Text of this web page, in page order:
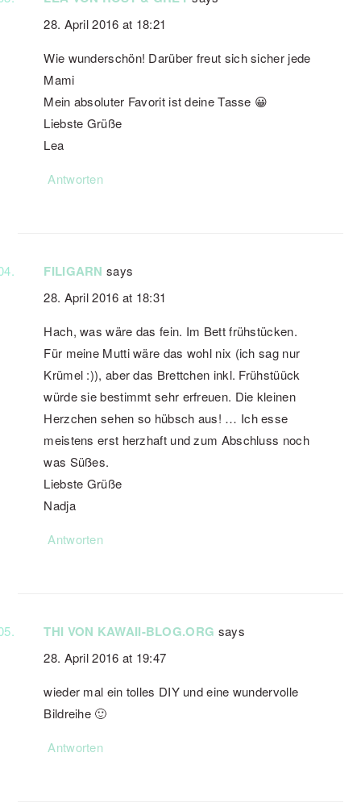
28. April 2016 at 18:21
Wie wunderschön! Darüber freut sich sicher jede
Mami
Mein absoluter Favorit ist deine Tasse 😀
Liebste Grüße
Lea
Antworten
FILIGARN says
28. April 2016 at 18:31
Hach, was wäre das fein. Im Bett frühstücken.
Für meine Mutti wäre das wohl nix (ich sag nur
Krümel :)), aber das Brettchen inkl. Frühstüück
würde sie bestimmt sehr erfreuen. Die kleinen
Herzchen sehen so hübsch aus! … Ich esse
meistens erst herzhaft und zum Abschluss noch
was Süßes.
Liebste Grüße
Nadja
Antworten
THI VON KAWAII-BLOG.ORG says
28. April 2016 at 19:47
wieder mal ein tolles DIY und eine wundervolle
Bildreihe 🙂
Antworten